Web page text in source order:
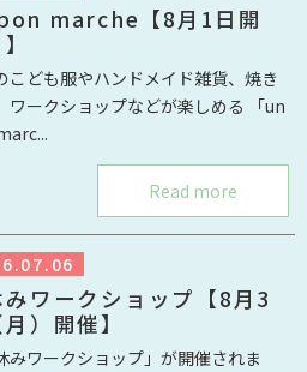
marche【8月1日開
こども服やハンドメイド雑貨、焼き
ワークショップなどが楽しめる 「un
Read more
みワークショップ【8月3
）開催】
みワークショップ」が開催されま